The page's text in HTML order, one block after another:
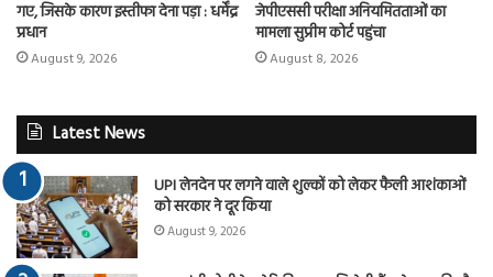
गए, जिसके कारण इस्तीफा देना पड़ा : धर्मेंद्र
प्रधान
August 9, 2026
जेपीएससी परीक्षा अनियमितताओं का
मामला सुप्रीम कोर्ट पहुंचा
August 8, 2026
Latest News
UPI लेनदेन पर लगने वाले शुल्कों को लेकर फैली आशंकाओं
को सरकार ने दूर किया
August 9, 2026